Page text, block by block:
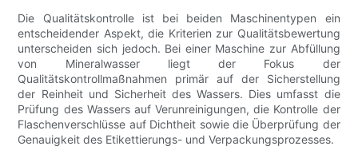
Die Qualitätskontrolle ist bei beiden Maschinentypen ein
entscheidender Aspekt, die Kriterien zur Qualitätsbewertung
unterscheiden sich jedoch. Bei einer Maschine zur Abfüllung
von Mineralwasser liegt der Fokus der
Qualitätskontrollmaßnahmen primär auf der Sicherstellung
der Reinheit und Sicherheit des Wassers. Dies umfasst die
Prüfung des Wassers auf Verunreinigungen, die Kontrolle der
Flaschenverschlüsse auf Dichtheit sowie die Überprüfung der
Genauigkeit des Etikettierungs- und Verpackungsprozesses.